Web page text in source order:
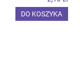
DO KOSZYKA